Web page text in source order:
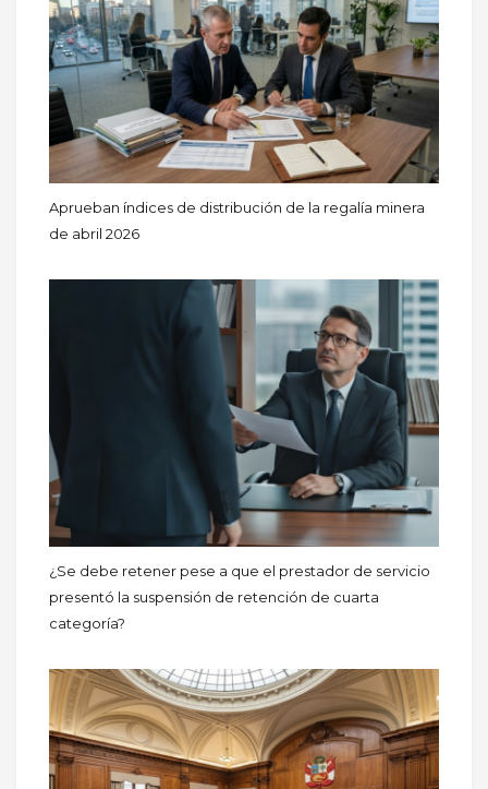
Aprueban índices de distribución de la regalía minera
de abril 2026
¿Se debe retener pese a que el prestador de servicio
presentó la suspensión de retención de cuarta
categoría?